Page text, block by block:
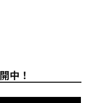
中！